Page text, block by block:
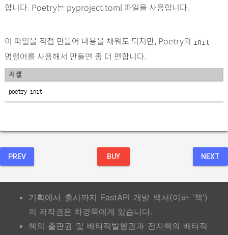
합니다. Poetry는 pyproject.toml 파일을 사용합니다.
이 파일을 직접 만들어 내용을 채워도 되지만, Poetry의 init
명령어를 사용해서 만들면 좀 더 편합니다.
지셸
poetry init
PREV BUY NEXT
기획에서 출시까지 FastAPI 개발 백서(이하 '책')
의 저작권은 차경묵에게 있습니다.
책의 출판권 및 배타적발행권과 전자책의 배타적